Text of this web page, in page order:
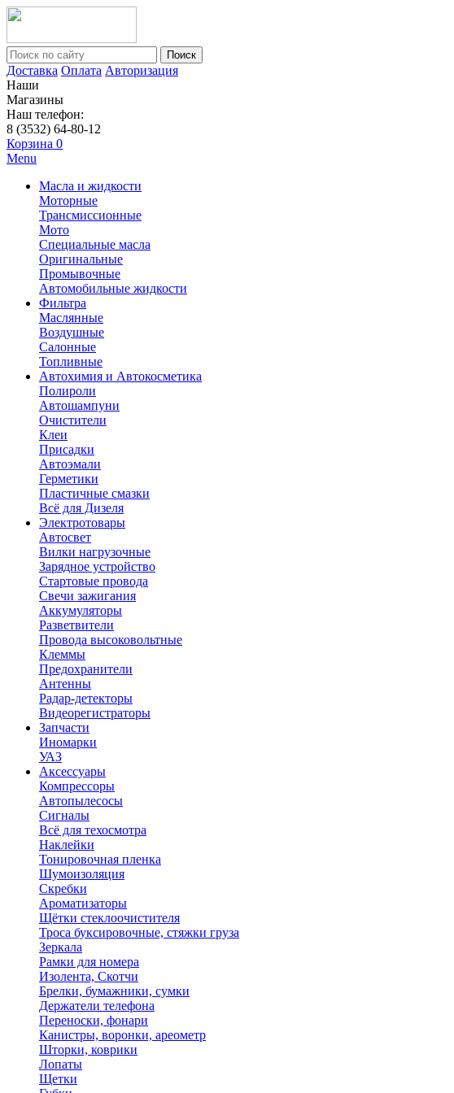
Поиск
Доставка Оплата Авторизация
Наши
Магазины
Наш телефон:
8 (3532) 64-80-12
Корзина 0
Menu
Масла и жидкости
Моторные
Трансмиссионные
Мото
Специальные масла
Оригинальные
Промывочные
Автомобильные жидкости
Фильтра
Маслянные
Воздушные
Салонные
Топливные
Автохимия и Автокосметика
Полироли
Автошампуни
Очистители
Клеи
Присадки
Автоэмали
Герметики
Пластичные смазки
Всё для Дизеля
Электротовары
Автосвет
Вилки нагрузочные
Зарядное устройство
Стартовые провода
Свечи зажигания
Аккумуляторы
Разветвители
Провода высоковольтные
Клеммы
Предохранители
Антенны
Радар-детекторы
Видеорегистраторы
Запчасти
Иномарки
УАЗ
Аксесcуары
Компрессоры
Автопылесосы
Сигналы
Всё для техосмотра
Наклейки
Тонировочная пленка
Шумоизоляция
Скребки
Ароматизаторы
Щётки стеклоочистителя
Троса буксировочные, стяжки груза
Зеркала
Рамки для номера
Изолента, Скотчи
Брелки, бумажники, сумки
Держатели телефона
Переноски, фонари
Канистры, воронки, ареометр
Шторки, коврики
Лопаты
Щетки